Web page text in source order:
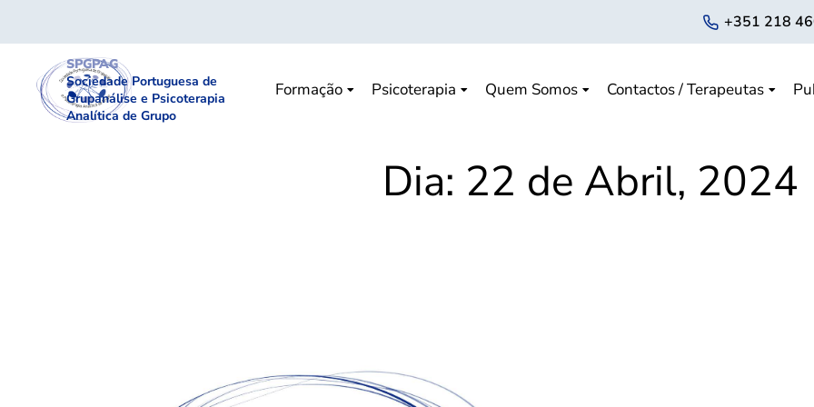
+351 218
SPGPAG
Sociedade Portuguesa de
Grupanálise e Psicoterapia
Analítica de Grupo
Formação Psicoterapia Quem Somos Contactos / Terapeutas
Dia: 22 de Abril, 2024